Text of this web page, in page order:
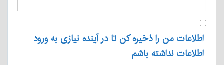
اطلاعات من را ذخیره کن تا در آینده نیازی به ورود
اطلاعات نداشته باشم